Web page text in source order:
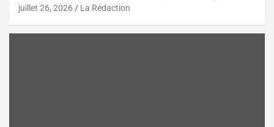
juillet 26, 2026 La Rédaction